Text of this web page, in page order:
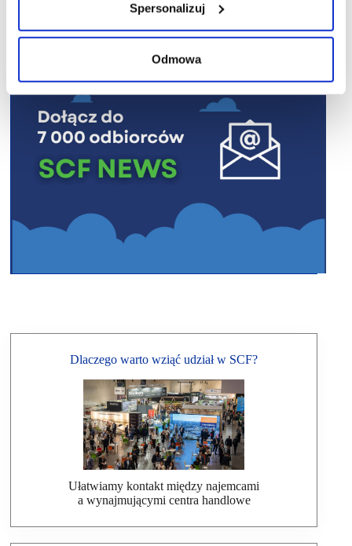
Spersonalizuj
Odmowa
Dlaczego warto wziąć udział w SCF?
Ułatwiamy kontakt między najemcami
a wynajmującymi centra handlowe